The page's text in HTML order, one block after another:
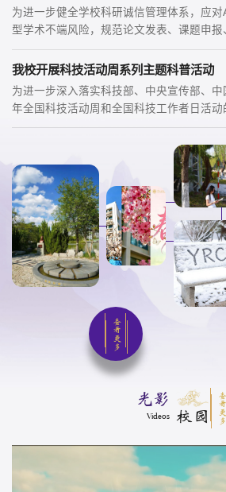
为进一步健全学校科研诚信管理体系，应
型学术不端风险，规范论文发表、课题申报
管理，20...
我校开展科技活动周系列主题科普活动
为进一步深入落实科技部、中央宣传部、
年全国科技活动周和全国科技工作者日活动
年度科...
查看更多
光影
Videos 校园 查看更多